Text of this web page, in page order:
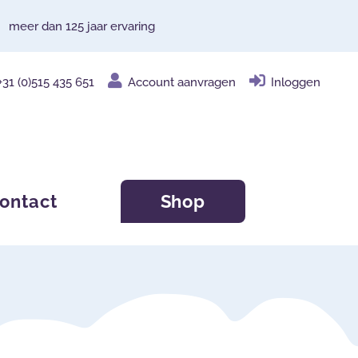
meer dan 125 jaar ervaring
(0)515 435 651 Account aanvragen Inloggen
Shop